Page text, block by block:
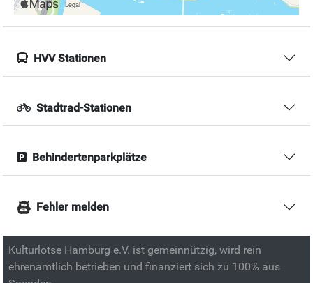
HVV Stationen
Stadtrad-Stationen
Behindertenparkplätze
Fehler melden
Kulturlotse Hamburg e.V. ist gemeinnützig, wird rein
ehrenamtlich betrieben und finanziert sich zu 100% aus